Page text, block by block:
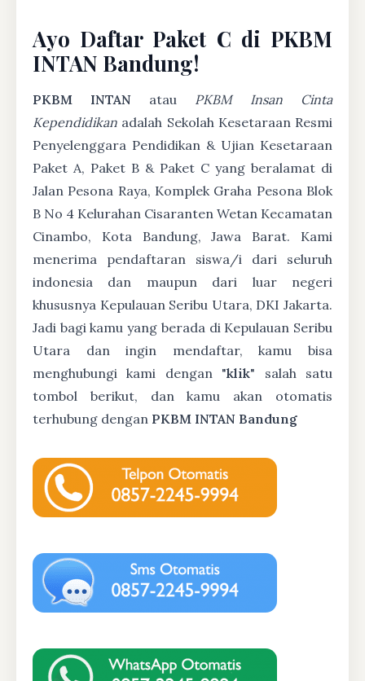
Ayo Daftar Paket C di PKBM
INTAN Bandung!
PKBM INTAN atau PKBM Insan Cinta
Kependidikan adalah Sekolah Kesetaraan Resmi
Penyelenggara Pendidikan & Ujian Kesetaraan
Paket A, Paket B & Paket C yang beralamat di
Jalan Pesona Raya, Komplek Graha Pesona Blok
B No 4 Kelurahan Cisaranten Wetan Kecamatan
Cinambo, Kota Bandung, Jawa Barat. Kami
menerima pendaftaran siswa/i dari seluruh
indonesia dan maupun dari luar negeri
khususnya Kepulauan Seribu Utara, DKI Jakarta.
Jadi bagi kamu yang berada di Kepulauan Seribu
Utara dan ingin mendaftar, kamu bisa
menghubungi kami dengan "klik" salah satu
tombol berikut, dan kamu akan otomatis
terhubung dengan PKBM INTAN Bandung